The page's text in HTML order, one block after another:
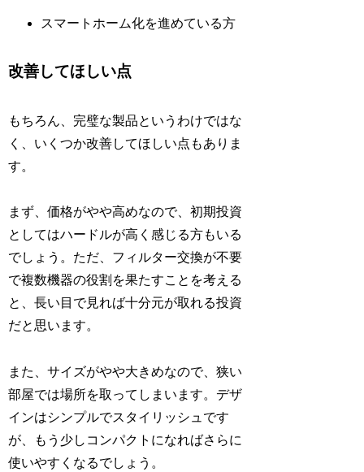
スマートホーム化を進めている方
改善してほしい点
もちろん、完璧な製品というわけではな
く、いくつか改善してほしい点もありま
す。
まず、価格がやや高めなので、初期投資
としてはハードルが高く感じる方もいる
でしょう。ただ、フィルター交換が不要
で複数機器の役割を果たすことを考える
と、長い目で見れば十分元が取れる投資
だと思います。
また、サイズがやや大きめなので、狭い
部屋では場所を取ってしまいます。デザ
インはシンプルでスタイリッシュです
が、もう少しコンパクトになればさらに
使いやすくなるでしょう。